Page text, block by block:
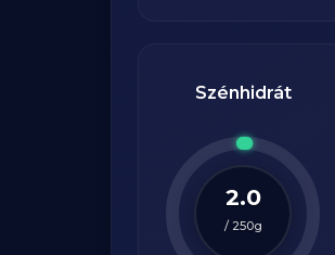
Szénhidrát
2.0
/ 250g